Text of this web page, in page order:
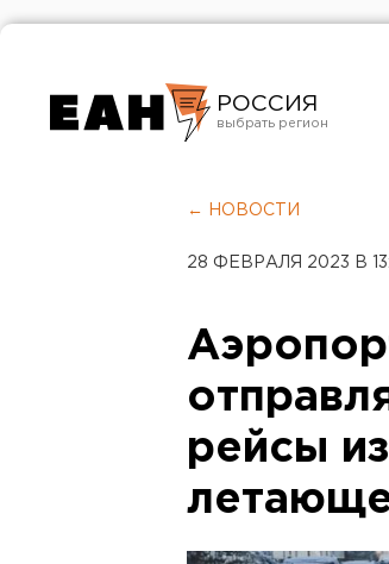
РОССИЯ
Челябинск
← НОВОСТИ
28 ФЕВРАЛЯ 2023 В
рейсы